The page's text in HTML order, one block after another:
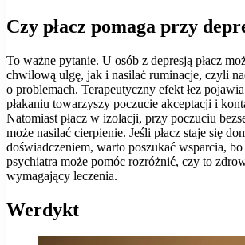
Czy płacz pomaga przy
To ważne pytanie. U osób z depresją płacz
chwilową ulgę, jak i nasilać ruminacje, czyli
o problemach. Terapeutyczny efekt łez
płakaniu towarzyszy poczucie akceptacji i
Natomiast płacz w izolacji, przy poczuciu
może nasilać cierpienie. Jeśli płacz staje się
doświadczeniem, warto poszukać wsparcia,
psychiatra może pomóc rozróżnić, czy to
wymagający leczenia.
Werdykt